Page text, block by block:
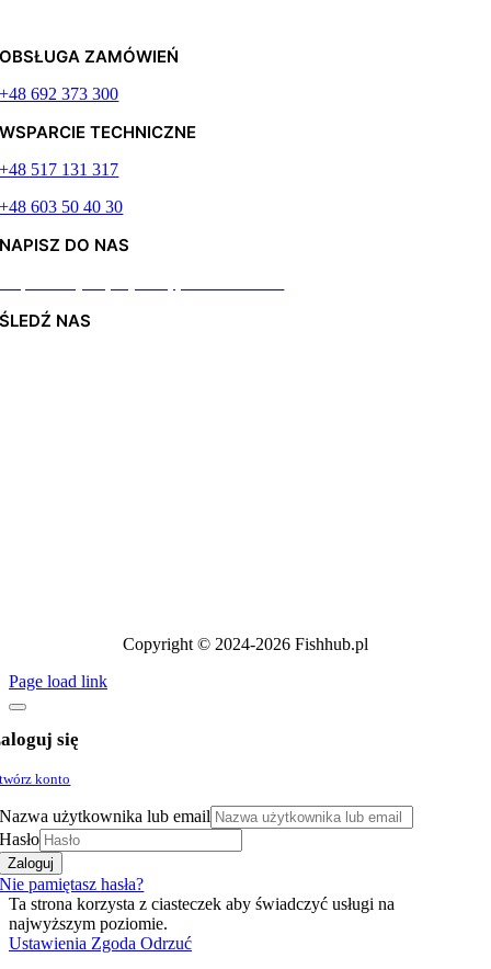
OBSŁUGA ZAMÓWIEŃ
+48 692 373 300
WSPARCIE TECHNICZNE
+48 517 131 317
+48 603 50 40 30
NAPISZ DO NAS
ŚLEDŹ NAS
Copyright © 2024-2026 Fishhub.pl
Page load link
się
konto
Nazwa użytkownika lub email
Hasło
Zaloguj
Nie pamiętasz hasła?
Ta strona korzysta z ciasteczek aby świadczyć usługi na
najwyższym poziomie.
Ustawienia Zgoda Odrzuć